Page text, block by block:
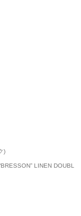
)
LINEN DOUBL